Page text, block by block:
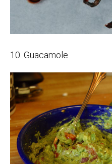
10. Guacamole